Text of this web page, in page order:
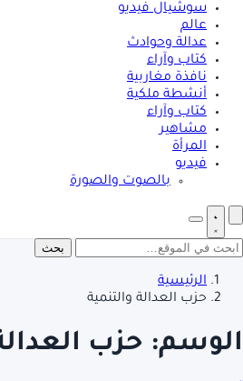
سوشيال فيديو
عالم
عدالة وحوادث
كتاب وآراء
نافذة مغاربية
أنشطة ملكية
كتاب وآراء
مشاهير
المرأة
فيديو
بالصوت والصورة
بحث
الرئيسية
حزب العدالة والتنمية
الوسم: حزب